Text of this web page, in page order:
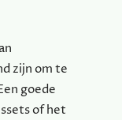
zijn om te
goede
of het